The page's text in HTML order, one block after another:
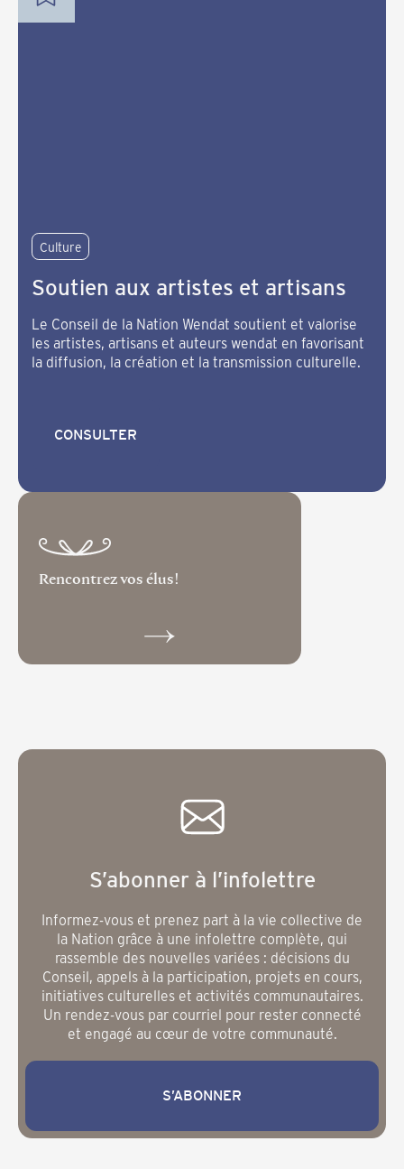
Culture
Soutien aux artistes et artisans
Le Conseil de la Nation Wendat soutient et valorise
les artistes, artisans et auteurs wendat en favorisant
la diffusion, la création et la transmission culturelle.
CONSULTER
CONSULTER
Rencontrez vos élus!
S’abonner à l’infolettre
Informez-vous et prenez part à la vie collective de
la Nation grâce à une infolettre complète, qui
rassemble des nouvelles variées : décisions du
Conseil, appels à la participation, projets en cours,
initiatives culturelles et activités communautaires.
Un rendez-vous par courriel pour rester connecté
et engagé au cœur de votre communauté.
S’ABONNER